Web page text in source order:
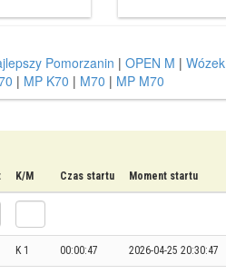
Pomorzanin | OPEN M | Wózek
| MP K70 | M70 | MP M70
K/M Czas startu Moment startu
K 1 00:00:47 2026-04-25 20:30:47